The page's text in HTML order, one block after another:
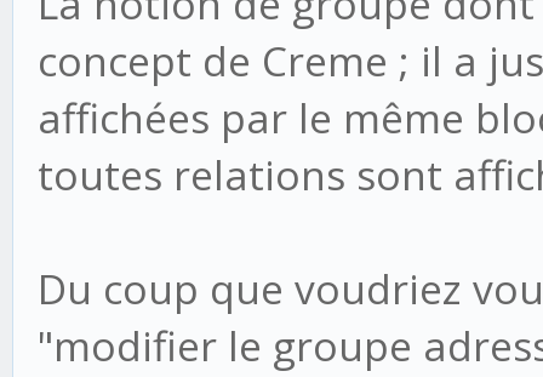
concept de Creme ; il a
affichées par le même
toutes relations sont
Du coup que voudriez
"modifier le groupe